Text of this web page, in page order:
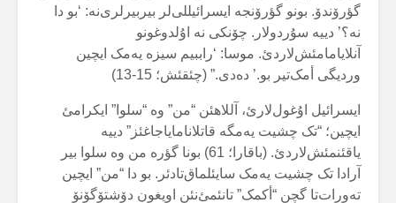
گؤرۆندۆ. بونو گؤرۆنجە ایسرائیللی‌لر بیربیرلری‌نە: ‘بو دا
نە؟’ دییە سۇردولار. چۆنکی نە اۇلدوغونو
آنلایامامئش‌لاردئ. موسا: ‘راببیم سیزە یەمک ایچین
وردیگی أمک‌تیر بو.’ دەدی.” (چئقئش؛ 15-13)
ایسرائیل اۇغول‌لارئ، آللاهئن “من” وە “سلوا” ایکرامئ
ایچین؛ “تک چشیت یەمگە قاتلانامایاجاغئز” دییە
یاقئنمئش‌لاردئ. (باقارا؛ 61) بونا گؤرە من وە سلوا بیر
آرادا تک چشیت یەمک سایئلماق‌تادئر. بو دا “من” ایچین
تەورات‌تا گچن “أکمک” تانئمئ‌نئن اویغون دۆشتۆگۆنۆ